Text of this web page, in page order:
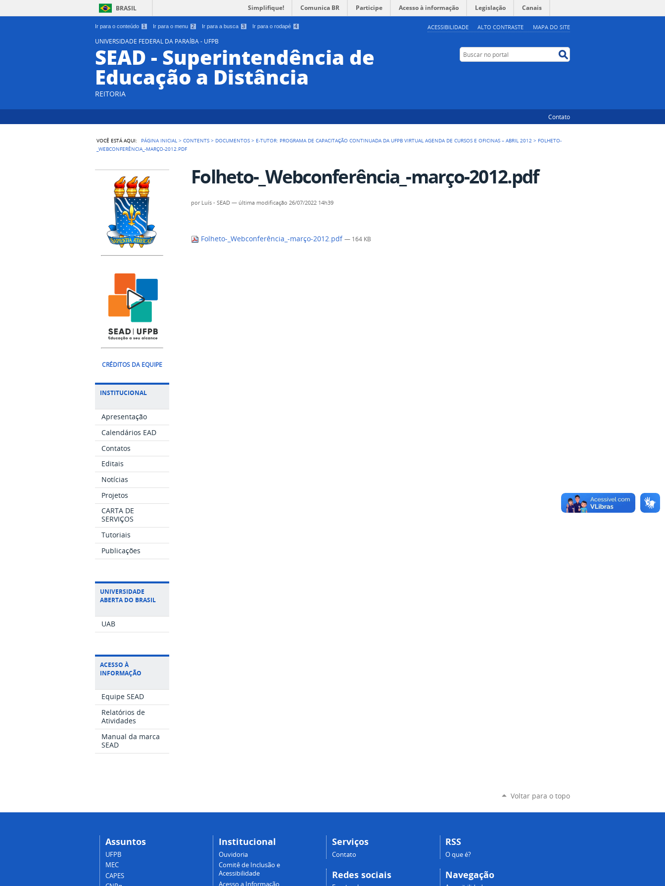
Ir para o conteúdo 1 Ir para o menu 2 Ir para a busca 3 Ir para o rodapé 4 ACESSIBILIDADE ALTO CONTRASTE MAPA DO SITE
BRASIL Simplifique! Comunica BR Participe Acesso à informação Legislação Canais
UNIVERSIDADE FEDERAL DA PARAÍBA - UFPB
SEAD - Superintendência de
Educação a Distância
REITORIA
Buscar no portal
Contato
VOCÊ ESTÁ AQUI: PÁGINA INICIAL >CONTENTS > DOCUMENTOS > E-TUTOR: PROGRAMA DE CAPACITAÇÃO CONTINUADA DA UFPB VIRTUAL AGENDA DE CURSOS E OFICINAS – ABRIL 2012 > FOLHETO-
_WEBCONFERÊNCIA_-MARÇO-2012.PDF
CRÉDITOS DA EQUIPE
INSTITUCIONAL
Apresentação
Calendários EAD
Contatos
Editais
Notícias
Projetos
CARTA DE
SERVIÇOS
Tutoriais
Publicações
UNIVERSIDADE
ABERTA DO BRASIL
UAB
ACESSO À
INFORMAÇÃO
Equipe SEAD
Relatórios de
Atividades
Manual da marca
SEAD
Folheto-_Webconferência_-março-2012.pdf
por Luís - SEAD — última modificação 26/07/2022 14h39
Folheto-_Webconferência_-março-2012.pdf— 164 KB
Voltar para o topo
Assuntos
UFPB
MEC
CAPES
Institucional
Ouvidoria
Comitê de Inclusão e
Acessibilidade
Acesso a Informação
Serviços
Contato
Redes sociais
RSS
O que é?
Navegação